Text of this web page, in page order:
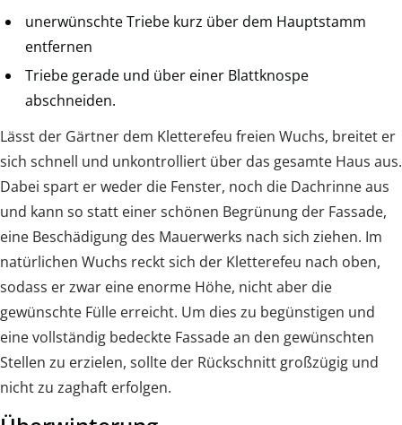
unerwünschte Triebe kurz über dem Hauptstamm
entfernen
Triebe gerade und über einer Blattknospe
abschneiden.
Lässt der Gärtner dem Kletterefeu freien Wuchs, breitet er
sich schnell und unkontrolliert über das gesamte Haus aus.
Dabei spart er weder die Fenster, noch die Dachrinne aus
und kann so statt einer schönen Begrünung der Fassade,
eine Beschädigung des Mauerwerks nach sich ziehen. Im
natürlichen Wuchs reckt sich der Kletterefeu nach oben,
sodass er zwar eine enorme Höhe, nicht aber die
gewünschte Fülle erreicht. Um dies zu begünstigen und
eine vollständig bedeckte Fassade an den gewünschten
Stellen zu erzielen, sollte der Rückschnitt großzügig und
nicht zu zaghaft erfolgen.